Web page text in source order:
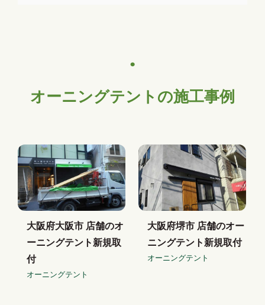
オーニングテントの施工事例
大阪府大阪市 店舗のオ
ーニングテント新規取
付
オーニングテント
大阪府堺市 店舗のオー
ニングテント新規取付
オーニングテント